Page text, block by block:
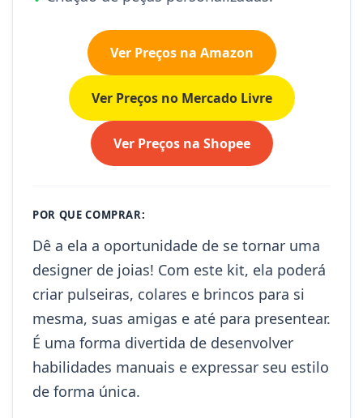
Ver Preços na Amazon
Ver Preços no Mercado Livre
Ver Preços na Shopee
POR QUE COMPRAR:
Dê a ela a oportunidade de se tornar uma
designer de joias! Com este kit, ela poderá
criar pulseiras, colares e brincos para si
mesma, suas amigas e até para presentear.
É uma forma divertida de desenvolver
habilidades manuais e expressar seu estilo
de forma única.